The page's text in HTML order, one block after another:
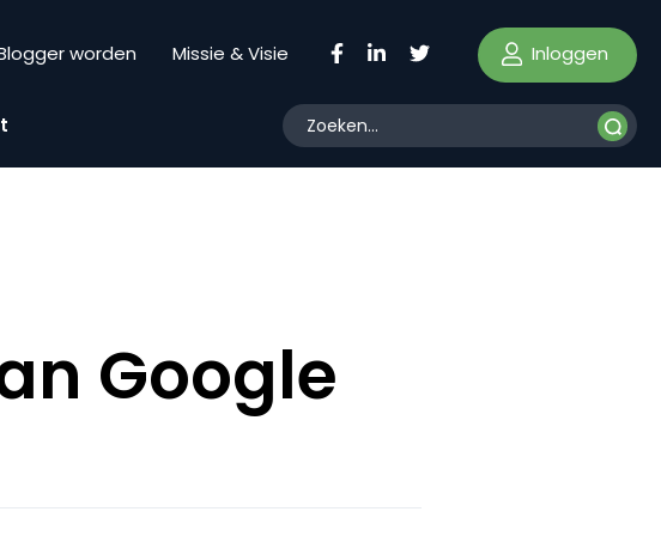
worden Missie & Visie Inloggen
Google